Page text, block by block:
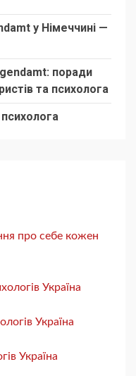
у Німеччині —
поради
та психолога
про себе кожен
Україна
Україна
Україна